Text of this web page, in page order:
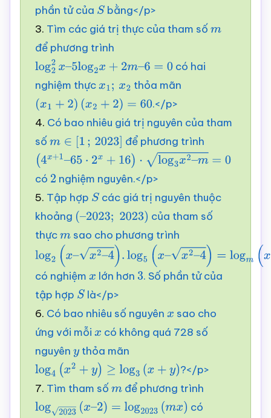
(54m +27)3 2x 2+4x=0
phần tử của S bằng</p>
3. Tìm các giá trị thực của tham số m
để phương trình
log2 2x–5log2 x+ 2m–6=0
có hai
nghiệm thựcx1;x 2
thỏa mãn
(x1+2) (x 2+2 )= 60
.</p>
4. Có bao nhiêu giá trị nguyên của tham
số m∈[ ;2023]
để phương trình
(4x + 1–65 ⋅2x+ 16 )⋅log3 x2–m=0
có 2 nghiệm nguyên.</p>
5. Tập hợp S các giá trị nguyên thuộc
khoảng (–2023 2023) của tham số
thựcmsao cho phương trình
log2 ( x–x2–
4) log5(x–x 2–
4)= logm(x+x2–
4)
có nghiệm x lớn hơn 3. Số phần tử của
tập hợp S là</p>
6. Có bao nhiêu số nguyên x sao cho
ứng với mỗi x có không quá 728 số
nguyên ythỏa mãn
log4 (x2 +y)≥log3(x+y )
?</p>
7. Tìm tham số mđể phương trình
log2023 (x–2) =log2023 (mx)
có